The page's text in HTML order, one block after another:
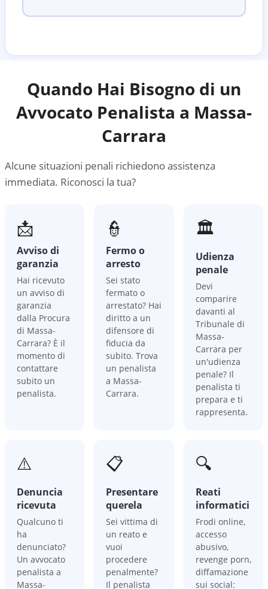
Quando Hai Bisogno di un
Avvocato Penalista a Massa-
Carrara
Alcune situazioni penali richiedono assistenza
immediata. Riconosci la tua?
📩
Avviso di
garanzia
Hai ricevuto
un avviso di
garanzia
dalla Procura
di Massa-
Carrara? È il
momento di
contattare
subito un
penalista.
👮
Fermo o
arresto
Sei stato
fermato o
arrestato? Hai
diritto a un
difensore di
fiducia da
subito. Trova
un penalista
a Massa-
Carrara.
🏛️
Udienza
penale
Devi
comparire
davanti al
Tribunale di
Massa-
Carrara per
un'udienza
penale? Il
penalista ti
prepara e ti
rappresenta.
⚠️
Denuncia
ricevuta
Qualcuno ti
ha
denunciato?
Un avvocato
penalista a
Massa-
📋
Presentare
querela
Sei vittima di
un reato e
vuoi
procedere
penalmente?
Il penalista
🔍
Reati
informatici
Frodi online,
accesso
abusivo,
revenge porn,
diffamazione
sui social: